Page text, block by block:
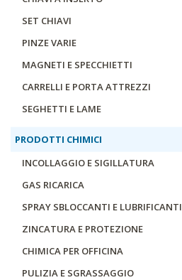
SET CHIAVI
PINZE VARIE
MAGNETI E SPECCHIETTI
CARRELLI E PORTA ATTREZZI
SEGHETTI E LAME
PRODOTTI CHIMICI
INCOLLAGGIO E SIGILLATURA
GAS RICARICA
SPRAY SBLOCCANTI E LUBRIFICANTI
ZINCATURA E PROTEZIONE
CHIMICA PER OFFICINA
PULIZIA E SGRASSAGGIO